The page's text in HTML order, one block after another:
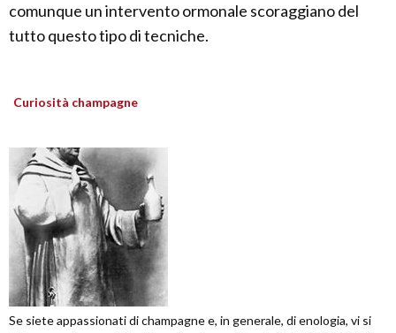
comunque un intervento ormonale scoraggiano del
tutto questo tipo di tecniche.
Curiosità champagne
Se siete appassionati di champagne e, in generale, di enologia, vi si